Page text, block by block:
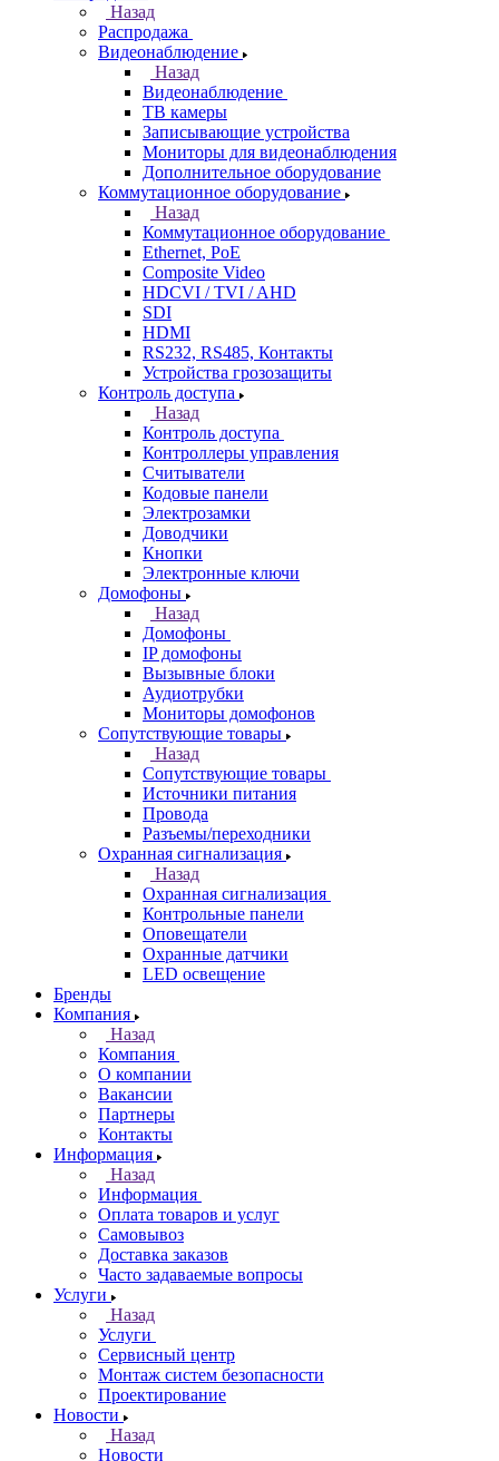
Назад
Распродажа
Видеонаблюдение
Назад
Видеонаблюдение
ТВ камеры
Записывающие устройства
Мониторы для видеонаблюдения
Дополнительное оборудование
Коммутационное оборудование
Назад
Коммутационное оборудование
Ethernet, PoE
Composite Video
HDCVI / TVI / AHD
SDI
HDMI
RS232, RS485, Контакты
Устройства грозозащиты
Контроль доступа
Назад
Контроль доступа
Контроллеры управления
Считыватели
Кодовые панели
Электрозамки
Доводчики
Кнопки
Электронные ключи
Домофоны
Назад
Домофоны
IP домофоны
Вызывные блоки
Аудиотрубки
Мониторы домофонов
Сопутствующие товары
Назад
Сопутствующие товары
Источники питания
Провода
Разъемы/переходники
Охранная сигнализация
Назад
Охранная сигнализация
Контрольные панели
Оповещатели
Охранные датчики
LED освещение
Бренды
Компания
Назад
Компания
О компании
Вакансии
Партнеры
Контакты
Информация
Назад
Информация
Оплата товаров и услуг
Самовывоз
Доставка заказов
Часто задаваемые вопросы
Услуги
Назад
Услуги
Сервисный центр
Монтаж систем безопасности
Проектирование
Новости
Назад
Новости